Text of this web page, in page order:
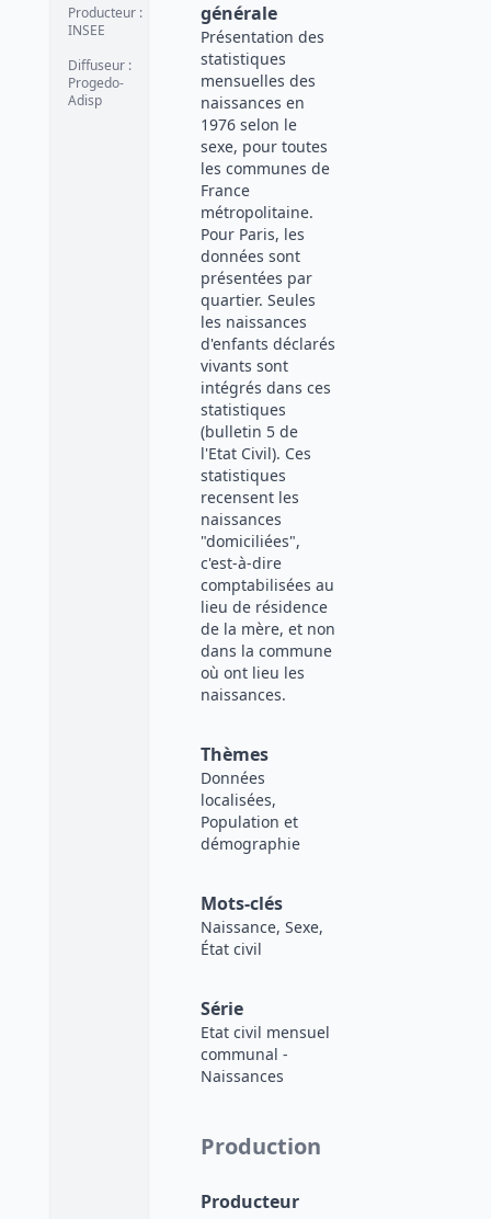
Producteur :
INSEE
Diffuseur :
Progedo-
Adisp
générale
Présentation des
statistiques
mensuelles des
naissances en
1976 selon le
sexe, pour toutes
les communes de
France
métropolitaine.
Pour Paris, les
données sont
présentées par
quartier. Seules
les naissances
d'enfants déclarés
vivants sont
intégrés dans ces
statistiques
(bulletin 5 de
l'Etat Civil). Ces
statistiques
recensent les
naissances
"domiciliées",
c'est-à-dire
comptabilisées au
lieu de résidence
de la mère, et non
dans la commune
où ont lieu les
naissances.
Thèmes
Données
localisées,
Population et
démographie
Mots-clés
Naissance, Sexe,
État civil
Série
Etat civil mensuel
communal -
Naissances
Production
Producteur